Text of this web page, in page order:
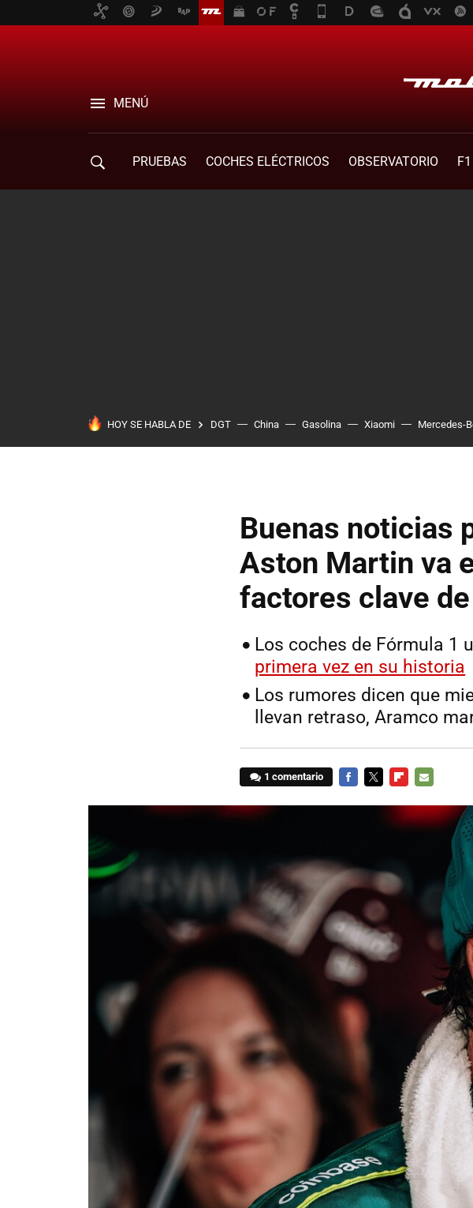
MENÚ
PRUEBAS COCHES ELÉCTRICOS OBSERVATORIO F1
HOY SE HABLA DE DGT China Gasolina Xiaomi Mercedes-
Buenas noticias
Aston Martin va
factores clave de
Los coches de Fórmula 1
primera vez en su historia
Los rumores dicen que
llevan retraso, Aramco
1 comentario
MAIL